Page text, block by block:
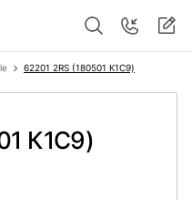
62201 2RS (180501 К1С9)
К1С9)